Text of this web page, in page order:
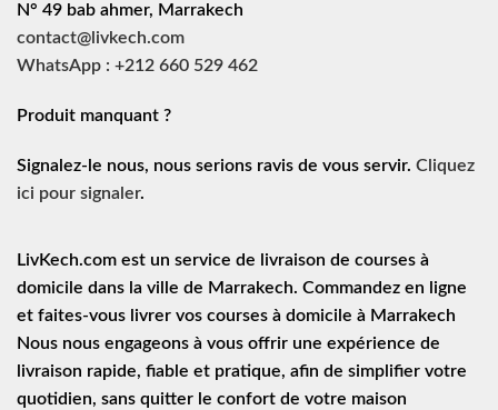
N° 49 bab ahmer, Marrakech
contact@livkech.com
WhatsApp : +212 660 529 462
Produit manquant ?
Signalez-le nous, nous serions ravis de vous servir. Cliquez
ici pour signaler.
LivKech.com est un service de
livraison de courses à
domicile dans la ville de Marrakech. Commandez en ligne
et faites-vous livrer vos courses à domicile à Marrakech
Nous nous engageons à vous offrir une expérience de
livraison rapide, fiable et pratique, afin de simplifier votre
quotidien, sans quitter le confort de votre maison